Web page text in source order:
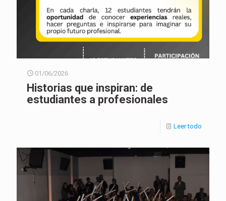
01/06/2026
Historias que inspiran: de
estudiantes a profesionales
Leer todo